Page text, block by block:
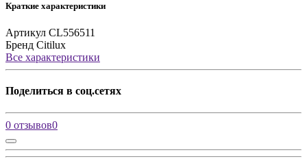
Краткие характеристики
Артикул CL556511
Бренд Citilux
Все характеристики
Поделиться в соц.сетях
0 отзывов0